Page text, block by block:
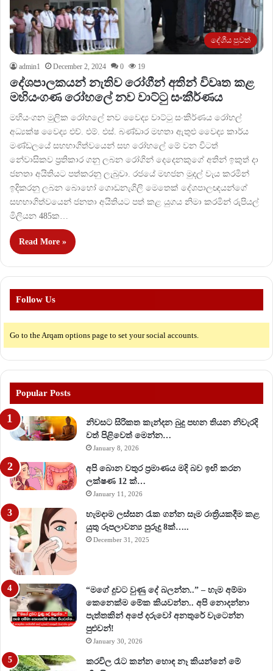
දේශීය පුවත්
admin1 December 2, 2024 0 19
දේශපාලකයන් නැතිව රෝගීන් අතින් විවෘත කළ
මහියංගණ රෝහලේ නව වාට්ටු සංකීර්ණය
මහියංගන මුලික රෝහලේ නව වෛද්‍ය වාට්ටු සංකිර්ණය රෝහල්
අධ්‍යක්ෂ වෛද්‍ය එච්. එම්. එස්. බණ්ඩාර මහතා ඇතුළු වෛද්‍ය කාර්ය
මණ්ඩලයේ සහභාගිත්වයෙන් සහ රෝහලේ මේ වන විටත්
නේවාසිකව ප‍්‍රතිකාර ගනු ලබන රෝගින් දෙදෙනකුගේ අතින් ඉකුත් දා
ජනතා අයිතියට පත්කරනු ලැබුවා. රජයේ මහජන මුදල් වැය කරමින්
ඉදිකරනු ලබන බොහෝ ගොඩනැගිලි මෙතෙක් දේශපාලඥයන්ගේ
සහභාගිත්වයෙන් ජනතා අයිතියට පත් කළ යුගය නිමා කරමින් රුපියල්
මිලියන 485ක…
Read More »
Follow Us
Go to the Arqam options page to set your social accounts.
Popular Posts
නිවසට සිරිකත කැන්දන බුදු පහන තියන නිවැරදි
වත් පිළිවෙත් මෙන්න…
January 8, 2026
අපි බොන වතුර ප්‍රමාණය මදි බව ඉඟි කරන
ලක්ෂණ 12 ක්…
January 11, 2026
හැමදාම ලස්සන රැක ගන්න සෑම රාත්‍රියකදීම කළ
යුතු රූපලාවන්‍ය පුරුදු 8ක්…..
December 31, 2025
“මගේ දුවට වුණු දේ බලන්න..” – හැම අම්මා
කෙනෙක්ම මේක කියවන්න.. අපි නොදන්නා
පැත්තකින් අපේ දරුවෝ අනතුරේ වැටෙන්න
පුළුවන්!
January 30, 2026
කරවිල රෑට කන්න හොඳ නෑ කියන්නේ මේ